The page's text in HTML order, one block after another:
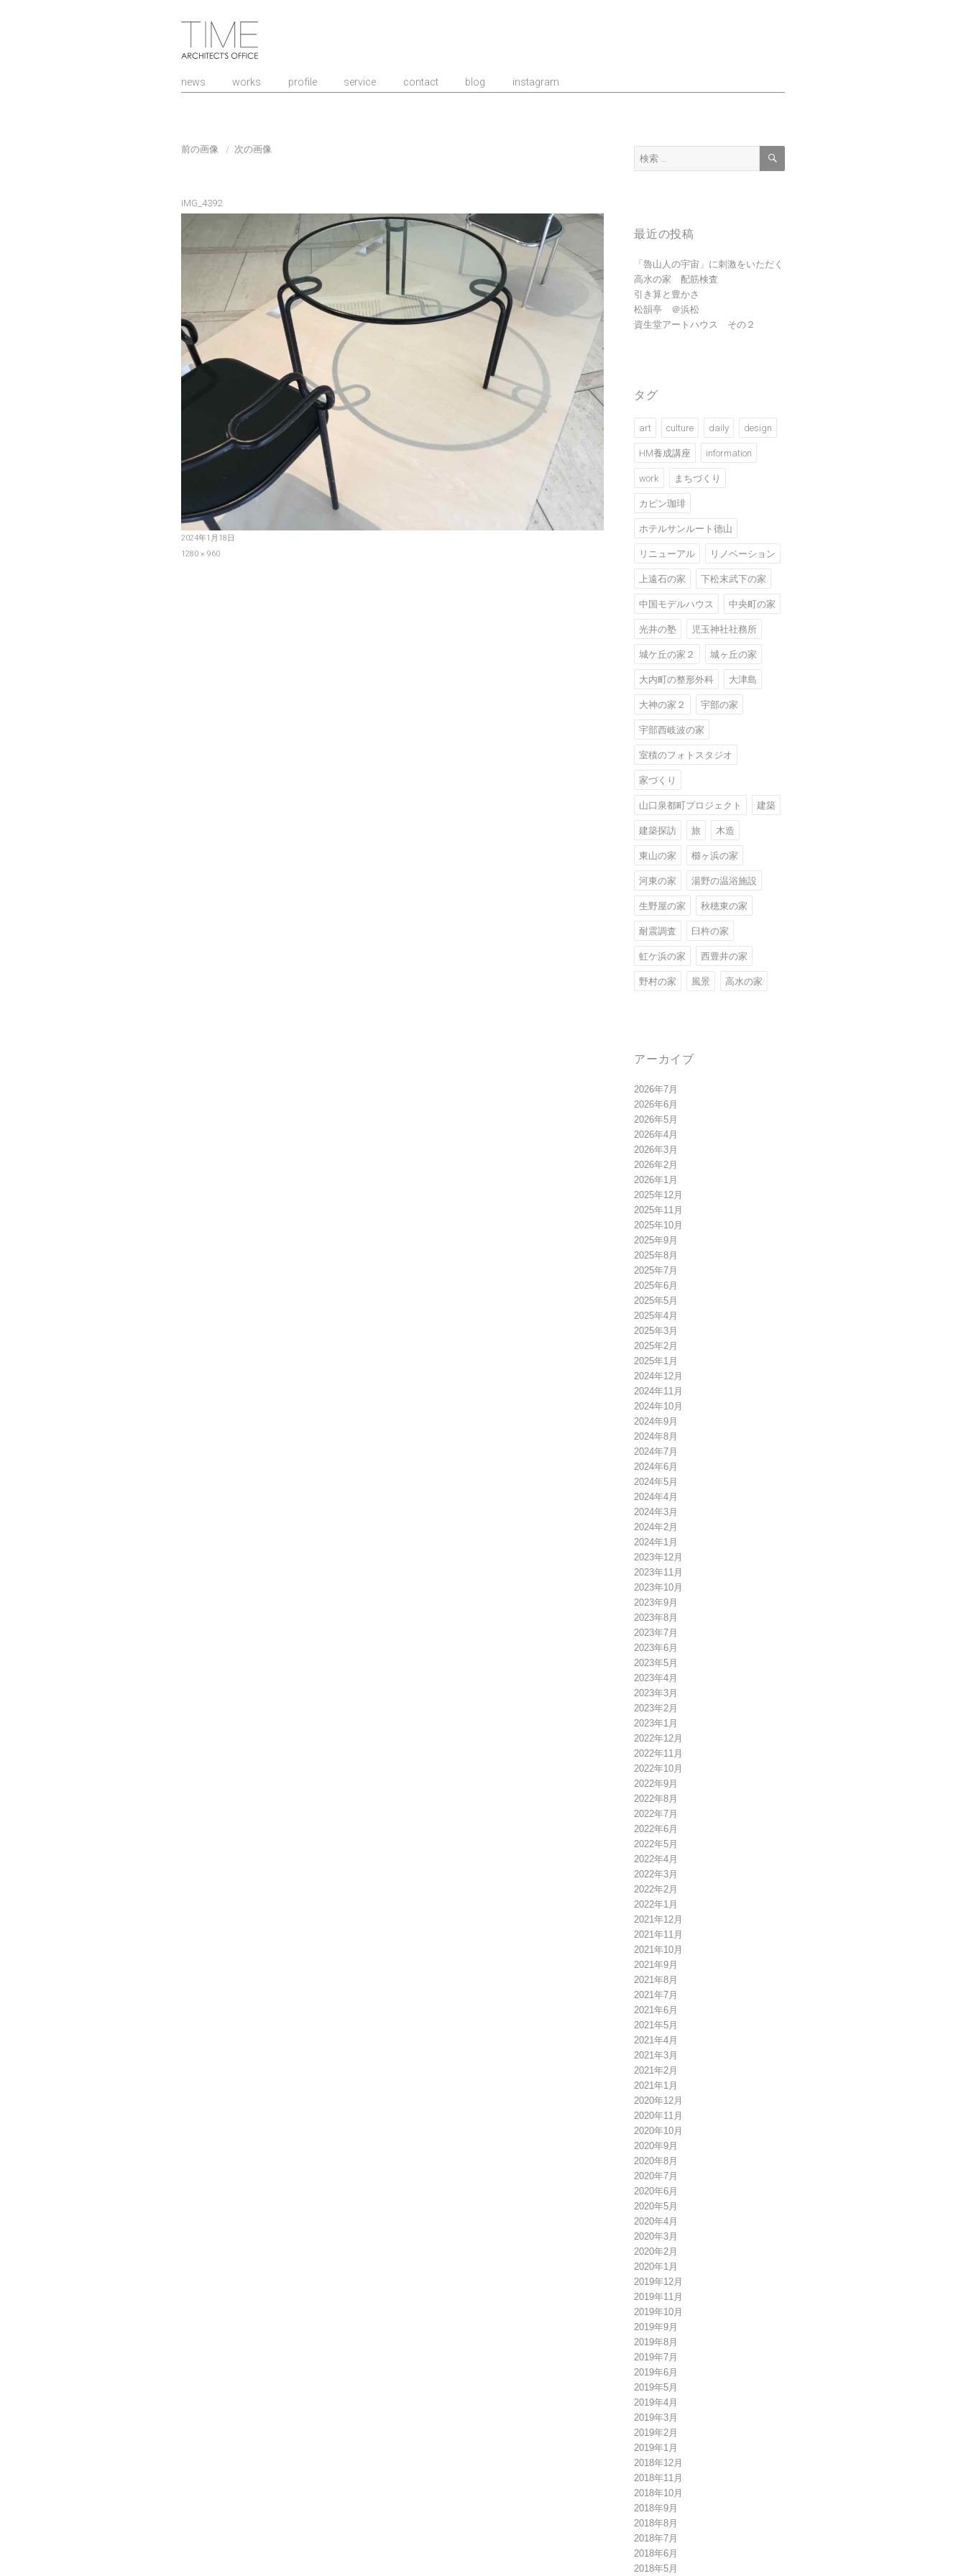
山口県/建築設計事務所/建築家 TIME
news works profile service contact blog instagram
前の画像 次の画像
IMG_4392
投
稿
2024年1月18日
フ
1280 × 960
検
検
最近の投稿
「魯山人の宇宙」に刺激をいただく
高水の家 配筋検査
引き算と豊かさ
松韻亭 ＠浜松
資生堂アートハウス その２
タグ
art culture daily design
HM養成講座 information
work まちづくり
カピン珈琲
ホテルサンルート徳山
リニューアル リノベーション
上遠石の家 下松末武下の家
中国モデルハウス 中央町の家
光井の塾 児玉神社社務所
城ケ丘の家２ 城ヶ丘の家
大内町の整形外科 大津島
大神の家２ 宇部の家
宇部西岐波の家
室積のフォトスタジオ
家づくり
山口泉都町プロジェクト 建築
建築探訪 旅 木造
東山の家 櫛ヶ浜の家
河東の家 湯野の温浴施設
生野屋の家 秋穂東の家
耐震調査 臼杵の家
虹ケ浜の家 西豊井の家
野村の家 風景 高水の家
アーカイブ
2026年7月
2026年6月
2026年5月
2026年4月
2026年3月
2026年2月
2026年1月
2025年12月
2025年11月
2025年10月
2025年9月
2025年8月
2025年7月
2025年6月
2025年5月
2025年4月
2025年3月
2025年2月
2025年1月
2024年12月
2024年11月
2024年10月
2024年9月
2024年8月
2024年7月
2024年6月
2024年5月
2024年4月
2024年3月
2024年2月
2024年1月
2023年12月
2023年11月
2023年10月
2023年9月
2023年8月
2023年7月
2023年6月
2023年5月
2023年4月
2023年3月
2023年2月
2023年1月
2022年12月
2022年11月
2022年10月
2022年9月
2022年8月
2022年7月
2022年6月
2022年5月
2022年4月
2022年3月
2022年2月
2022年1月
2021年12月
2021年11月
2021年10月
2021年9月
2021年8月
2021年7月
2021年6月
2021年5月
2021年4月
2021年3月
2021年2月
2021年1月
2020年12月
2020年11月
2020年10月
2020年9月
2020年8月
2020年7月
2020年6月
2020年5月
2020年4月
2020年3月
2020年2月
2020年1月
2019年12月
2019年11月
2019年10月
2019年9月
2019年8月
2019年7月
2019年6月
2019年5月
2019年4月
2019年3月
2019年2月
2019年1月
2018年12月
2018年11月
2018年10月
2018年9月
2018年8月
2018年7月
2018年6月
2018年5月